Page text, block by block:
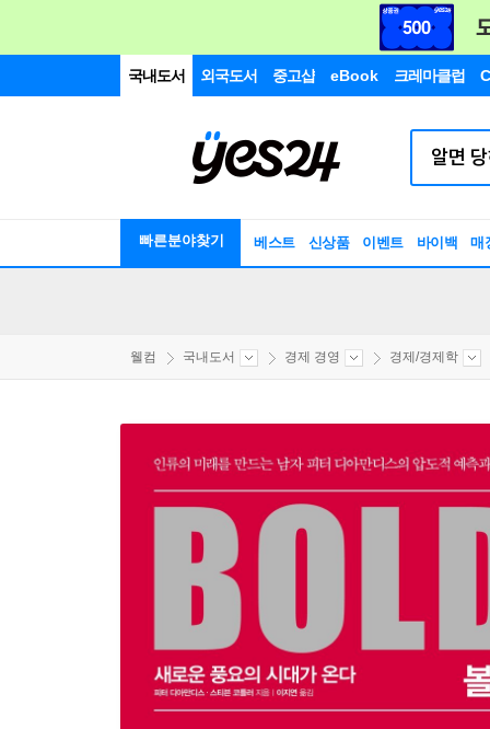
국내도서 외국도서 중고샵 eBook 크레마클럽
빠른분야찾기 베스트 신상품 이벤트 바이백 매
웰컴 국내도서 경제 경영 경제/경제학